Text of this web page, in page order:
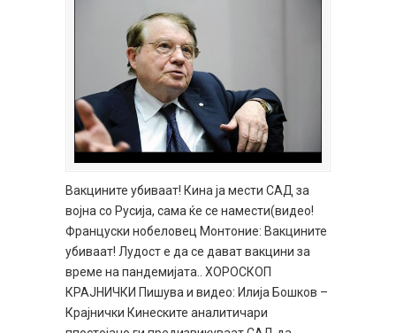
Вакцините убиваат! Кина ја мести САД за
војна со Русија, сама ќе се намести(видео!
Француски нобеловец Монтоние: Вакцините
убиваат! Лудост е да се дават вакцини за
време на пандемијата.. ХОРОСКОП
КРАЈНИЧКИ Пишува и видео: Илија Бошков –
Крајнички Кинеските аналитичари